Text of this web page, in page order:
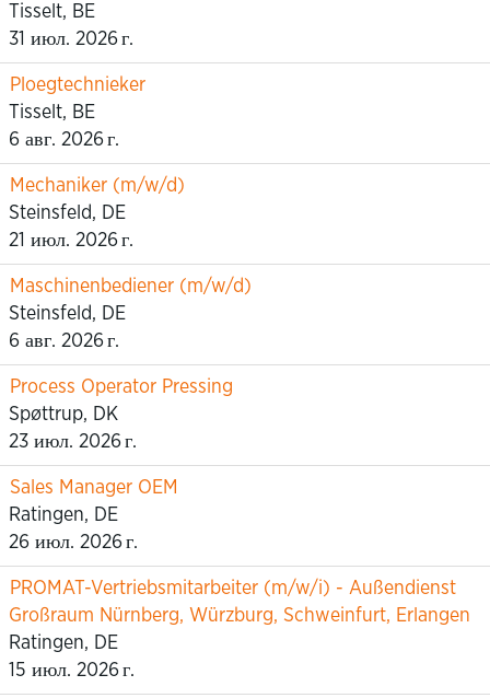
Tisselt, BE
31 июл. 2026 г.
Ploegtechnieker
Tisselt, BE
6 авг. 2026 г.
Mechaniker (m/w/d)
Steinsfeld, DE
21 июл. 2026 г.
Maschinenbediener (m/w/d)
Steinsfeld, DE
6 авг. 2026 г.
Process Operator Pressing
Spøttrup, DK
23 июл. 2026 г.
Sales Manager OEM
Ratingen, DE
26 июл. 2026 г.
PROMAT-Vertriebsmitarbeiter (m/w/i) - Außendienst
Großraum Nürnberg, Würzburg, Schweinfurt, Erlangen
Ratingen, DE
15 июл. 2026 г.